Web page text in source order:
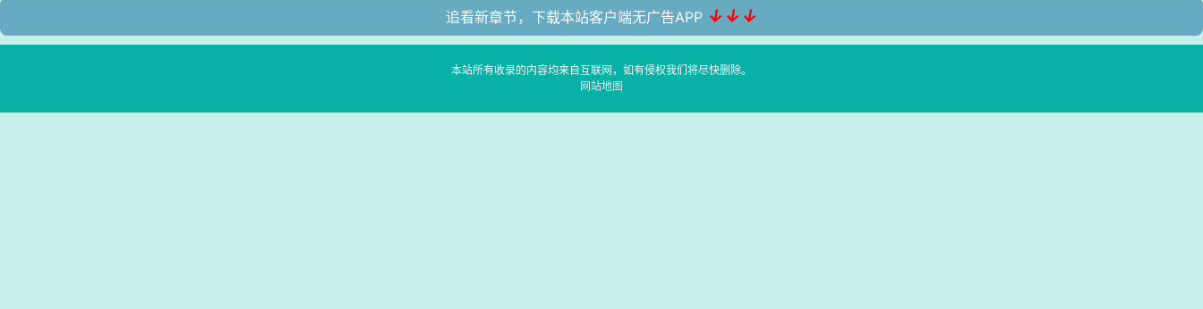
追看新章节，下载本站客户端无广告APP ↓↓↓
本站所有收录的内容均来自互联网，如有侵权我们将尽快删除。
网站地图